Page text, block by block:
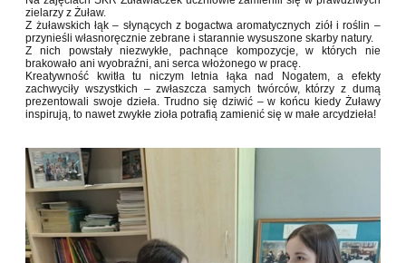
zielarzy z Żuław.
Z żuławskich łąk – słynących z bogactwa aromatycznych ziół i roślin –
przynieśli własnoręcznie zebrane i starannie wysuszone skarby natury.
Z nich powstały niezwykłe, pachnące kompozycje, w których nie
brakowało ani wyobraźni, ani serca włożonego w pracę.
Kreatywność kwitła tu niczym letnia łąka nad Nogatem, a efekty
zachwyciły wszystkich – zwłaszcza samych twórców, którzy z dumą
prezentowali swoje dzieła. Trudno się dziwić – w końcu kiedy Żuławy
inspirują, to nawet zwykłe zioła potrafią zamienić się w małe arcydzieła!